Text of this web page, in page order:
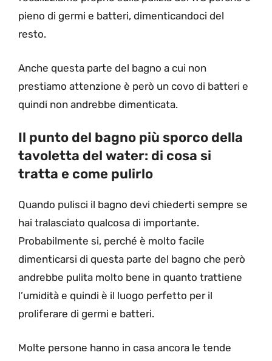
pieno di germi e batteri, dimenticandoci del
resto.
Anche questa parte del bagno a cui non
prestiamo attenzione è però un covo di batteri e
quindi non andrebbe dimenticata.
Il punto del bagno più sporco della
tavoletta del water: di cosa si
tratta e come pulirlo
Quando pulisci il bagno devi chiederti sempre se
hai tralasciato qualcosa di importante.
Probabilmente si, perché è molto facile
dimenticarsi di questa parte del bagno che però
andrebbe pulita molto bene in quanto trattiene
l’umidità e quindi è il luogo perfetto per il
proliferare di germi e batteri.
Molte persone hanno in casa ancora le tende